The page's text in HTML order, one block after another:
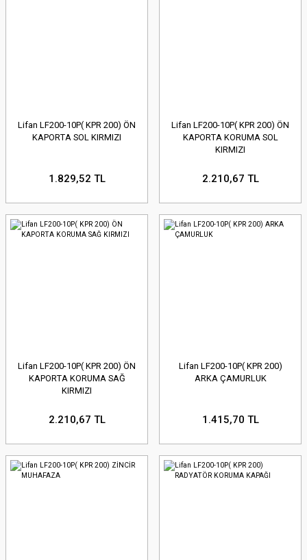
Lifan LF200-10P( KPR 200) ÖN
KAPORTA SOL KIRMIZI
1.829,52 TL
Lifan LF200-10P( KPR 200) ÖN
KAPORTA KORUMA SOL
KIRMIZI
2.210,67 TL
Lifan LF200-10P( KPR 200) ÖN
KAPORTA KORUMA SAĞ
KIRMIZI
2.210,67 TL
Lifan LF200-10P( KPR 200)
ARKA ÇAMURLUK
1.415,70 TL